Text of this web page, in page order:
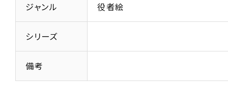
ジャンル 役者絵
シリーズ
備考